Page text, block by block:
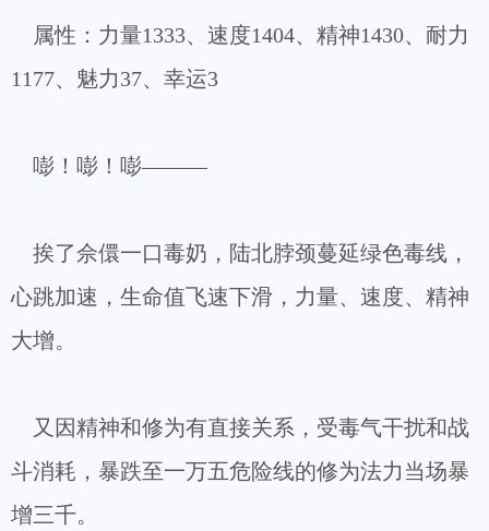
属性：力量1333、速度1404、精神1430、耐力
1177、魅力37、幸运3
嘭！嘭！嘭———
挨了佘儇一口毒奶，陆北脖颈蔓延绿色毒线，
心跳加速，生命值飞速下滑，力量、速度、精神
大增。
又因精神和修为有直接关系，受毒气干扰和战
斗消耗，暴跌至一万五危险线的修为法力当场暴
增三千。